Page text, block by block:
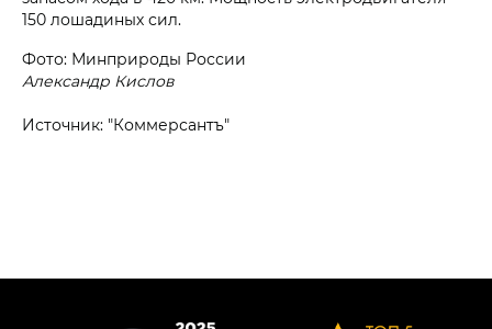
150 лошадиных сил.
Фото: Минприроды России
Александр Кислов
Источник: "Коммерсантъ"